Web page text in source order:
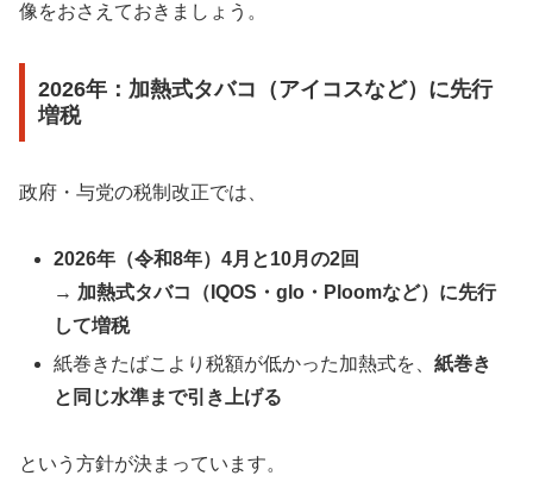
像をおさえておきましょう。
2026年：加熱式タバコ（アイコスなど）に先行
増税
政府・与党の税制改正では、
2026年（令和8年）4月と10月の2回
→ 加熱式タバコ（IQOS・glo・Ploomなど）に先行
して増税
紙巻きたばこより税額が低かった加熱式を、紙巻き
と同じ水準まで引き上げる
という方針が決まっています。